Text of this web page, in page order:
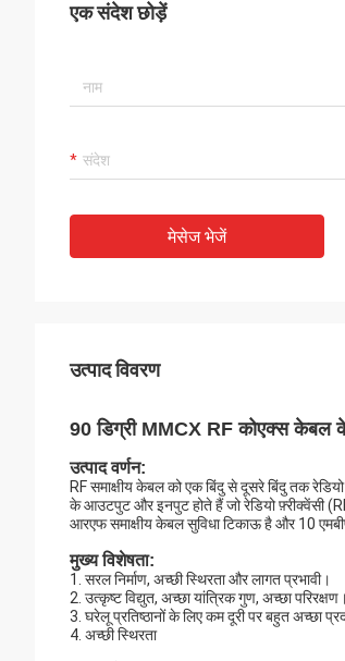
एक संदेश छोड़ें
मेसेज भेजें
उत्पाद विवरण
90 डिग्री MMCX RF कोएक्स केबल
उत्पाद वर्णन:
RF समाक्षीय केबल को एक बिंदु से दूसरे बिंदु तक
के आउटपुट और इनपुट होते हैं जो रेडियो फ़्रीक्वेंसी
आरएफ समाक्षीय केबल सुविधा टिकाऊ है और 10
मुख्य विशेषता:
1. सरल निर्माण, अच्छी स्थिरता और लागत प्रभावी।
2. उत्कृष्ट विद्युत, अच्छा यांत्रिक गुण, अच्छा परिरक्षण।
3. घरेलू प्रतिष्ठानों के लिए कम दूरी पर बहुत अच्छा
4. अच्छी स्थिरता